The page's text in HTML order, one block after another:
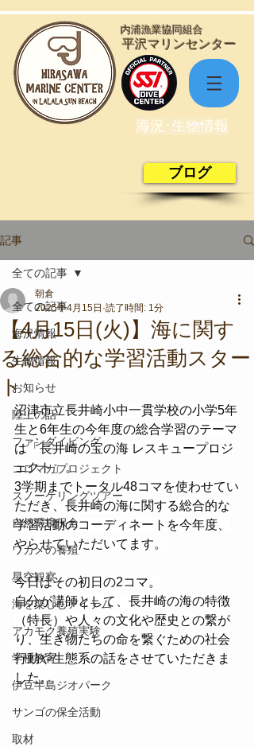
​平沢マリンセンター
​内浦漁業協同組合
海況･生物情報
ブログ
記事
全ての記事
海況情報
生物情報
お知らせ
陸上の話
ファンダイビング
コロマガプロジェクト
スノーケリングツアー
自然環境保全
ワカメの養殖
星空観察
海を楽しむアイテム
アカモク養殖実験
学校教育
伊豆半島ジオパーク
サンゴの保全活動
取材
全ての記事
【4月15日(火)】海に関す
る総合的な学習活動スター
ト
朝倉
2025年4月15日 読了時間: 1分
沼津市立長井崎小中一貫学校の小学5年
生と6年生の今年度の総合学習のテーマ
は「長井崎の宝の海 レスキュープロジ
ェクト」。
3学期までトータル48コマを使わせてい
ただき、長井崎の海に関する総合的な
学習活動のコーディネートを今年度、
やらせていただいてます。
今日はその初日の2コマ。
自分が講師として、長井崎の海の特徴
（特長）や人々の文化や歴史との繋が
り、生き物たちの命を繋ぐための社会
行動や生態系の話をさせていただきま
した。